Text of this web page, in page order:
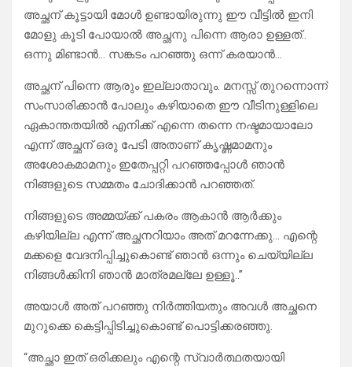
അച്ഛന് കൂട്ടായി മോൾ ഉണ്ടായിരുന്നു ഈ വീട്ടിൽ ഇനി
മോളു കൂടി പോയാൽ അച്ഛനു പിന്നെ ആരാ ഉള്ളത്..
ഒന്നു മിണ്ടാൻ… സങ്കടം പറഞ്ഞു ഒന്ന് കരയാൻ…
അച്ഛന് പിന്നെ ആരും ഇല്ലാതാവും. മനസ്സ് തുറന്നൊന്ന്
സംസാരിക്കാൻ പോലും കഴിയാതെ ഈ വീടിനുള്ളിലെ
ഏകാന്തതയിൽ എനിക്ക് എന്നെ തന്നെ നഷ്ടമായാലോ
എന്ന് അച്ഛന് ഒരു പേടി അതാണ് കൃഷ്ണമാമനും
അശോകമാമനും ഇതേപ്പറ്റി പറഞ്ഞപ്പോൾ ഞാൻ
നിങ്ങളുടെ സമ്മതം ചോദിക്കാൻ പറഞ്ഞത്.
നിങ്ങളുടെ അമ്മയ്ക്ക് പകരം ആകാൻ ആർക്കും
കഴിയില്ല എന്ന് അച്ഛനറിയാം അത് മറന്നേക്കു… എന്റെ
മക്കളെ വേദനിപ്പിച്ചുകൊണ്ട് ഞാൻ ഒന്നും ചെയ്യില്ല
നിങ്ങൾക്കിനി ഞാൻ മാത്രമല്ലേ ഉള്ളൂ..”
അയാൾ അത് പറഞ്ഞു നിർത്തിയതും അവൾ അച്ഛനെ
മുറുക്കെ കെട്ടിപ്പിടിച്ചുകൊണ്ട് പൊട്ടിക്കരഞ്ഞു.
“അച്ഛാ ഇത് ഒരിക്കലും എന്റെ സ്വാർത്ഥതയായി